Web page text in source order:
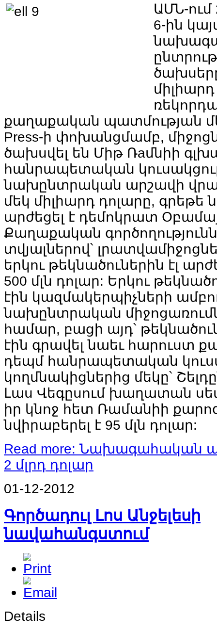
ԱՄՆ-ում
6-ին
քաղաքական պատմության
Press-ի փոխանցմամբ,
ծախսվել են Միթ Ռaմնիի
հանրապետական
նախընտրական արշավի
մեկ միլիարդ դոլարը, գրեթե
արժեցել է դեմոկրատ
Քաղաքական
տվյալներով՝
երկու թեկնածուներին էլ
500 մլն դոլար: Երկու
էին կազմակերպիչների
նախընտրական
համար, բացի այդ՝
էին գրավել նաեւ հարուստ
դեպմ հանրապետական
կողմնակիցներից մեկը՝
Լաս Վեգըսում խաղատան
իր կնոջ հետ Ռամանիի
նվիրաբերել է 95 մլն դոլար:
Read more: Նախագահական
2 մլրդ դոլար
01-12-2012
Գործադուլ Լոս Անջելեսի
նավահանգստում
Details